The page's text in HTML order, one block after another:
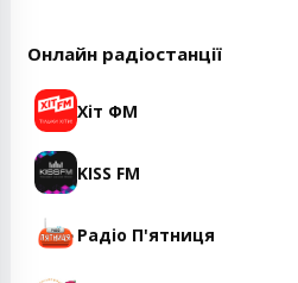
Онлайн радіостанції
Хіт ФМ
KISS FM
Радіо П'ятниця